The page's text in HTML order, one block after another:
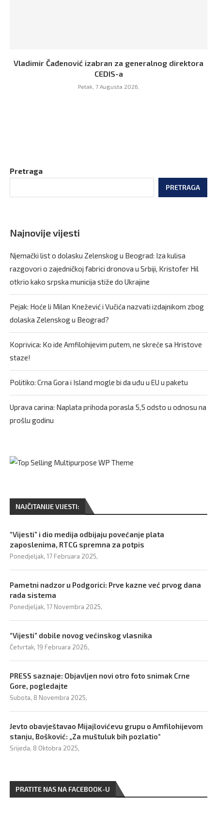
Vladimir Čađenović izabran za generalnog direktora
CEDIS-a
Petak, 7 Augusta 2026,
Pretraga
PRETRAGA
Najnovije vijesti
Njemački list o dolasku Zelenskog u Beograd: Iza kulisa
razgovori o zajedničkoj fabrici dronova u Srbiji, Kristofer Hil
otkrio kako srpska municija stiže do Ukrajine
Pejak: Hoće li Milan Knežević i Vučića nazvati izdajnikom zbog
dolaska Zelenskog u Beograd?
Koprivica: Ko ide Amfilohijevim putem, ne skreće sa Hristove
staze!
Politiko: Crna Gora i Island mogle bi da uđu u EU u paketu
Uprava carina: Naplata prihoda porasla 5,5 odsto u odnosu na
prošlu godinu
NAJČITANIJE VIJESTI:
“Vijesti” i dio medija odbijaju povećanje plata
zaposlenima, RTCG spremna za potpis
Ponedjeljak, 17 Februara 2025,
Pametni nadzor u Podgorici: Prve kazne već prvog dana
rada sistema
Ponedjeljak, 17 Novembra 2025,
“Vijesti” dobile novog većinskog vlasnika
Četvrtak, 19 Februara 2026,
PRESS saznaje: Objavljen novi otro foto snimak Crne
Gore, pogledajte
Subota, 8 Novembra 2025,
Jevto obavještavao Mijajlovićevu grupu o Amfilohijevom
stanju, Bošković: „Za muštuluk bih pozlatio“
Srijeda, 8 Oktobra 2025,
PRATITE NAS NA FACEBOOK-U